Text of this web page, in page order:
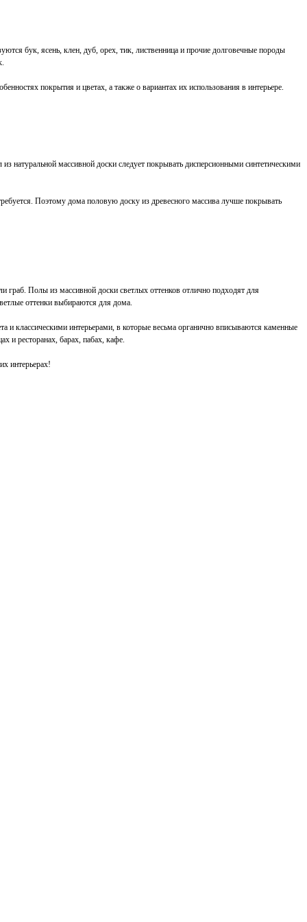
бук, ясень, клен, дуб, орех, тик, лиственница и прочие долговечные породы
покрытия и цветах, а также о вариантах их использования в интерьере.
натуральной массивной доски следует покрывать дисперсионными синтетическими
Поэтому дома половую доску из древесного массива лучше покрывать
граб. Полы из массивной доски светлых оттенков отлично подходят для
оттенки выбираются для дома.
и классическими интерьерами, в которые весьма органично вписываются каменные
и ресторанах, барах, пабах, кафе.
интерьерах!